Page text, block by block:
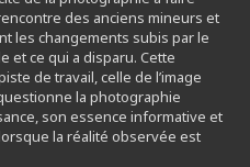
des anciens mineurs et
les changements subis par le
et ce qui a disparu. Cette
de travail, celle de l’image
la photographie
son essence informative et
la réalité observée est